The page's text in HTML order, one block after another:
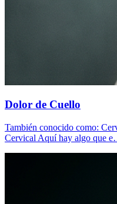
Dolor de Cuello
También conocido como:
Cervical Aquí hay algo que